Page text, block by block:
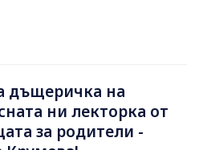
дъщеричка на
ни лекторка от
за родители -